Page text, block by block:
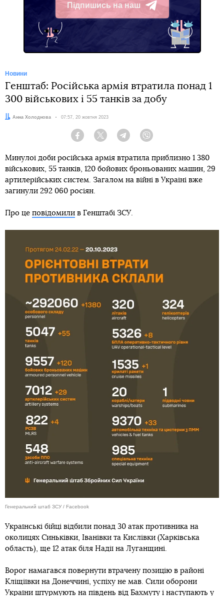
Підпишись на наш
Telegram
Новини
Генштаб: Російська армія втратила понад 1
300 військових і 55 танків за добу
Автор:
Анна Холоднова Дата:
07:57, 20 жовтня 2023
Facebook Twitter Telegram
Минулої доби російська армія втратила приблизно 1 380
військових, 55 танків, 120 бойових броньованих машин, 29
артилерійських систем. Загалом на війні в Україні вже
загинули 292 060 росіян.
Про це повідомили в Генштабі ЗСУ.
Генеральний штаб ЗСУ / Facebook
Українські бійці відбили понад 30 атак противника на
околицях Синьківки, Іванівки та Кислівки (Харківська
область), ще 12 атак біля Надії на Луганщині.
Ворог намагався повернути втрачену позицію в районі
Кліщіївки на Донеччині, успіху не мав. Сили оборони
України штурмують на південь від Бахмуту і наступають у